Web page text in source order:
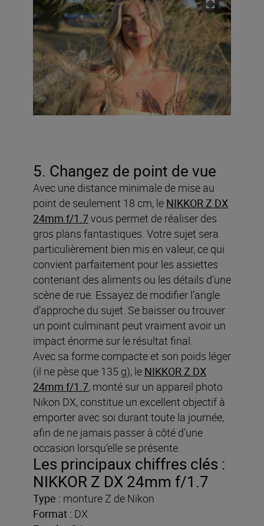
5. Changez de point de vue
Avec une distance minimale de mise au
point de seulement 18 cm, le NIKKOR Z DX
24mm f/1.7vous permet de réaliser des
gros plans fantastiques. Votre sujet sera
particulièrement bien mis en valeur, ce qui
convient parfaitement pour les assiettes
contenant des aliments ou les détails d’une
scène de rue. Essayez de modifier l’angle
d’approche du sujet. Se baisser ou trouver
un point culminant peut vraiment avoir un
impact énorme sur le résultat final.
Avec sa forme compacte et son poids léger
(il ne pèse que 135 g), le NIKKOR Z DX
24mm f/1.7, monté sur un appareil photo
Nikon DX, constitue un excellent objectif à
emporter avec soi durant toute la journée,
afin de ne jamais passer à côté d’une
occasion lorsqu’elle se présente.
Les principaux chiffres clés :
NIKKOR Z DX 24mm f/1.7
Type : monture Z de Nikon
Format : DX